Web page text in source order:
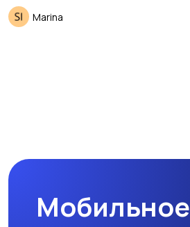
Marina
Мобильное